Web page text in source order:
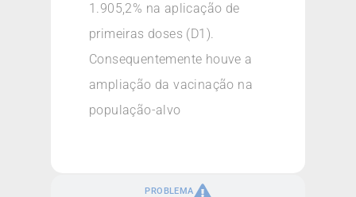
PROBLEMA
1.905,2% na aplicação de
primeiras doses (D1).
Consequentemente houve a
ampliação da vacinação na
população-alvo